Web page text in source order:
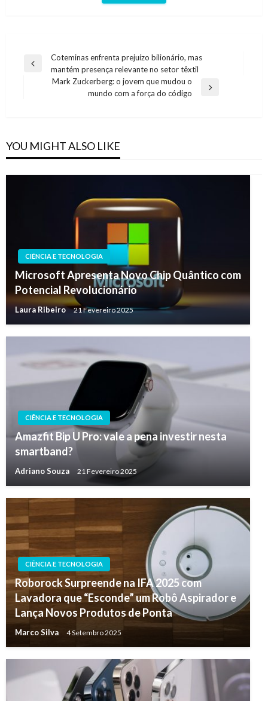
Navegação
Previous
Coteminas enfrenta prejuízo bilionário, mas
mantém presença relevante no setor têxtil
Mark Zuckerberg: o jovem que mudou o
mundo com a força do código
YOU MIGHT ALSO LIKE
CIÊNCIA E TECNOLOGIA
Microsoft Apresenta Novo Chip Quântico com
Potencial Revolucionário
Laura Ribeiro 21 Fevereiro 2025
CIÊNCIA E TECNOLOGIA
Amazfit Bip U Pro: vale a pena investir nesta
smartband?
Adriano Souza 21 Fevereiro 2025
CIÊNCIA E TECNOLOGIA
Roborock Surpreende na IFA 2025 com
Lavadora que “Esconde” um Robô Aspirador e
Lança Novos Produtos de Ponta
Marco Silva 4 Setembro 2025